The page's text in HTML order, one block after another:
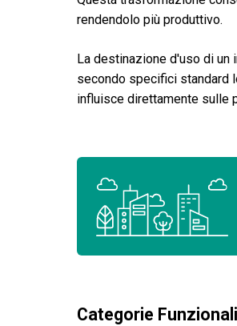
rendendolo più produttivo.
La destinazione d'uso di
secondo specifici standard
influisce direttamente sulle
Categorie